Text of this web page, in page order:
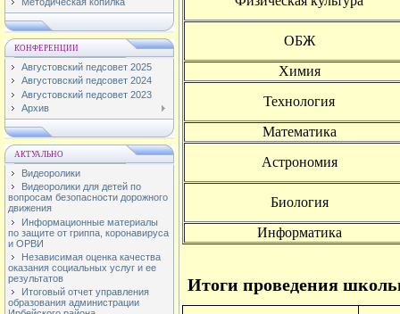
КОНФЕРЕНЦИИ
Августовский педсовет 2025
Августовский педсовет 2024
Августовский педсовет 2023
Архив
АКТУАЛЬНО
Видеоролики
Видеоролики для детей по
вопросам безопасности дорожного
движения
Информационные материалы
по защите от гриппа, коронавируса
и ОРВИ
Независимая оценка качества
оказания социальных услуг и ее
результатов
Итоговый отчет управления
образования администрации
ОБЖ
Химия
Технология
Математика
Астрономия
Биология
Информатика
Итоги проведения